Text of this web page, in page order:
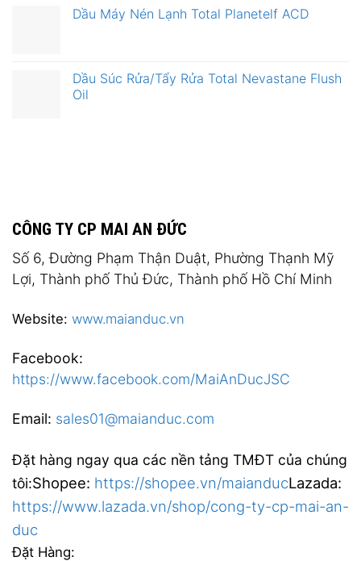
Dầu Máy Nén Lạnh Total Planetelf ACD
Dầu Súc Rửa/Tẩy Rửa Total Nevastane Flush
Oil
CÔNG TY CP MAI AN ĐỨC
Số 6, Đường Phạm Thận Duật, Phường Thạnh Mỹ
Lợi, Thành phố Thủ Đức, Thành phố Hồ Chí Minh
Website: www.maianduc.vn
Facebook:
https://www.facebook.com/MaiAnDucJSC
Email: sales01@maianduc.com
Đặt hàng ngay qua các nền tảng TMĐT của chúng
tôi:Shopee: https://shopee.vn/maianducLazada:
https://www.lazada.vn/shop/cong-ty-cp-mai-an-
duc
Đặt Hàng: